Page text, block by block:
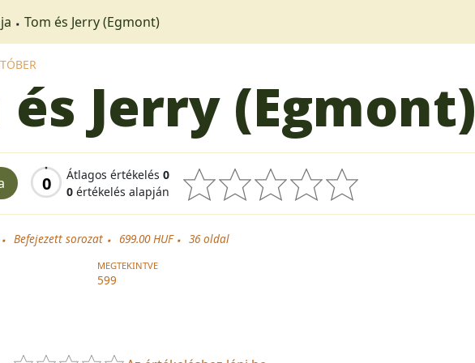
Tom és Jerry (Egmont)
és Jerry (Egmont)
0 Átlagos értékelés 0
0 értékelés alapján
Befejezett sorozat 699.00 HUF 36oldal
MEGTEKINTVE
599